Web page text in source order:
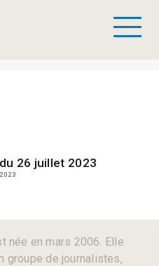
26 juillet 2023
née en mars 2006. Elle
groupe de journalistes,